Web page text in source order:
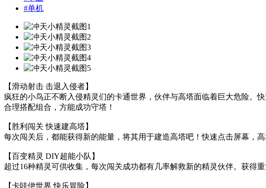
#单机
【滑动射击 击退入侵者】
疯狂的小鸟正不断入侵精灵们的卡通世界，伙伴与高塔面临着巨大危险。
合理搭配组合，方能成功守塔！
【胜利闯关 快速建高塔】
每次闯关后，都能获得新的能量，将其用于建造高塔吧！快速点击屏幕，
【百变精灵 DIY超能小队】
超过16种精灵可供收集，每次闯关成功都有几率解救新的精灵伙伴。获得
【卡哇伊世界 快乐冒险】